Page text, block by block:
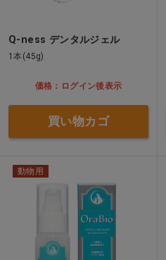
Q-ness デンタルジェル
1本(45g)
価格：ログイン後表示
買い物カゴ
動物用